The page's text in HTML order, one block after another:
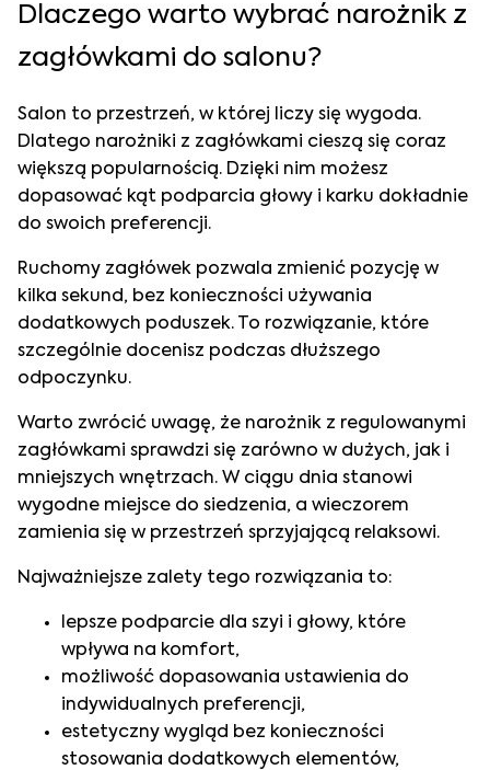
Dlaczego warto wybrać narożnik z
zagłówkami do salonu?
Salon to przestrzeń, w której liczy się wygoda.
Dlatego narożniki z zagłówkami cieszą się coraz
większą popularnością. Dzięki nim możesz
dopasować kąt podparcia głowy i karku dokładnie
do swoich preferencji.
Ruchomy zagłówek pozwala zmienić pozycję w
kilka sekund, bez konieczności używania
dodatkowych poduszek. To rozwiązanie, które
szczególnie docenisz podczas dłuższego
odpoczynku.
Warto zwrócić uwagę, że narożnik z regulowanymi
zagłówkami sprawdzi się zarówno w dużych, jak i
mniejszych wnętrzach. W ciągu dnia stanowi
wygodne miejsce do siedzenia, a wieczorem
zamienia się w przestrzeń sprzyjającą relaksowi.
Najważniejsze zalety tego rozwiązania to:
lepsze podparcie dla szyi i głowy, które
wpływa na komfort,
możliwość dopasowania ustawienia do
indywidualnych preferencji,
estetyczny wygląd bez konieczności
stosowania dodatkowych elementów,